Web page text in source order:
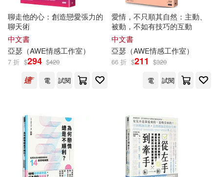
亞瑟（AWE情感工作室）(5)
AWE情感工作室(2) 亞瑟(2)
時報出版(7)
配送方式 (可複選)
聊走他的心：創造戀愛張力的
聊天術
中文書
亞瑟 （AWE情感工作室）
7 折 $294 $420
電
試閱
愛情，不只順其自然：主動、
被動，不如有技巧的互動
中文書
亞瑟 （AWE情感工作室）
66 折 $211 $320
電
試閱